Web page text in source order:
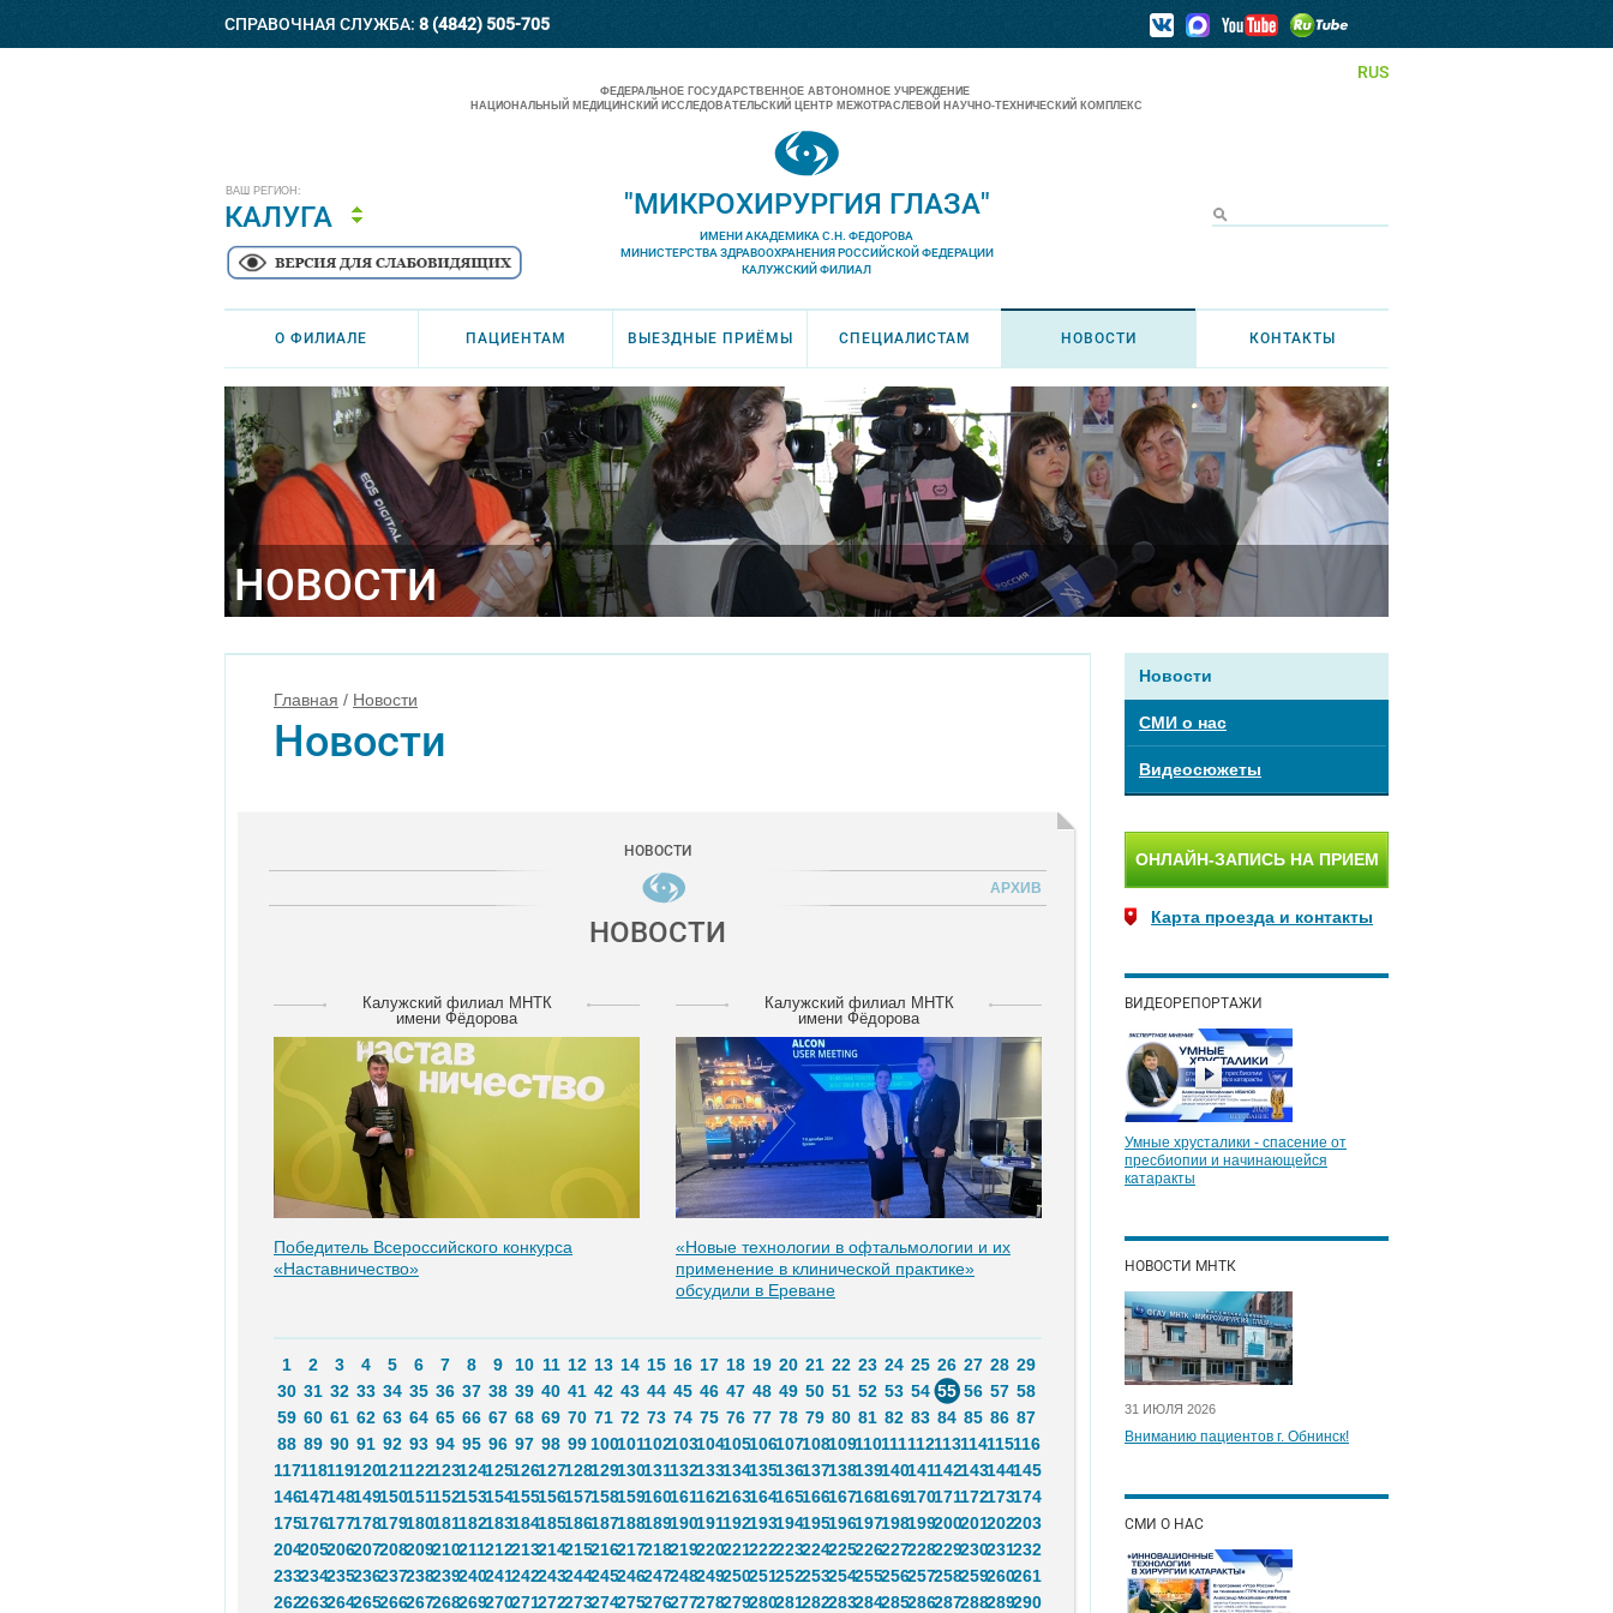
СПРАВОЧНАЯ СЛУЖБА: 8 (4842) 505-705
RUS
ВАШ РЕГИОН:
КАЛУГА
ФЕДЕРАЛЬНОЕ ГОСУДАРСТВЕННОЕ АВТОНОМНОЕ УЧРЕЖДЕНИЕ
НАЦИОНАЛЬНЫЙ МЕДИЦИНСКИЙ ИССЛЕДОВАТЕЛЬСКИЙ ЦЕНТР МЕЖОТРАСЛЕВОЙ НАУЧНО-ТЕХНИЧЕСКИЙ КОМПЛЕКС
"МИКРОХИРУРГИЯ ГЛАЗА"
ИМЕНИ АКАДЕМИКА С.Н. ФЕДОРОВА
МИНИСТЕРСТВА ЗДРАВООХРАНЕНИЯ РОССИЙСКОЙ ФЕДЕРАЦИИ
КАЛУЖСКИЙ ФИЛИАЛ
О ФИЛИАЛЕ ПАЦИЕНТАМ ВЫЕЗДНЫЕ ПРИЁМЫ СПЕЦИАЛИСТАМ НОВОСТИ КОНТАКТЫ
НОВОСТИ
Главная / Новости
Новости
НОВОСТИ
АРХИВ
НОВОСТИ
Калужский филиал МНТК
имени Фёдорова
Победитель Всероссийского конкурса
«Наставничество»
Калужский филиал МНТК
имени Фёдорова
«Новые технологии в офтальмологии и их
применение в клинической практике»
обсудили в Ереване
1 2 3 4 5 6 7 8 9 10 11 12 13 14 15 16 17 18 19 20 21 22 23 24 25 26 27 28 29
30 31 32 33 34 35 36 37 38 39 40 41 42 43 44 45 46 47 48 49 50 51 52 53 54 55 56 57 58
59 60 61 62 63 64 65 66 67 68 69 70 71 72 73 74 75 76 77 78 79 80 81 82 83 84 85 86 87
88 89 90 91 92 93 94 95 96 97 98 99 100101102103104105106107108109110111112113114115116
117118119120121122123124125126127128129130131132133134135136137138139140141142143144145
146147148149150151152153154155156157158159160161162163164165166167168169170171172173174
175176177178179180181182183184185186187188189190191192193194195196197198199200201202203
204205206207208209210211212213214215216217218219220221222223224225226227228229230231232
233234235236237238239240241242243244245246247248249250251252253254255256257258259260261
262263264265266267268269270271272273274275276277278279280281282283284285286287288289290
Новости
СМИ о нас
Видеосюжеты
ОНЛАЙН-ЗАПИСЬ НА ПРИЕМ
Карта проезда и контакты
ВИДЕОРЕПОРТАЖИ
Умные хрусталики - спасение от
пресбиопии и начинающейся
катаракты
НОВОСТИ МНТК
31 ИЮЛЯ 2026
Вниманию пациентов г. Обнинск!
СМИ О НАС